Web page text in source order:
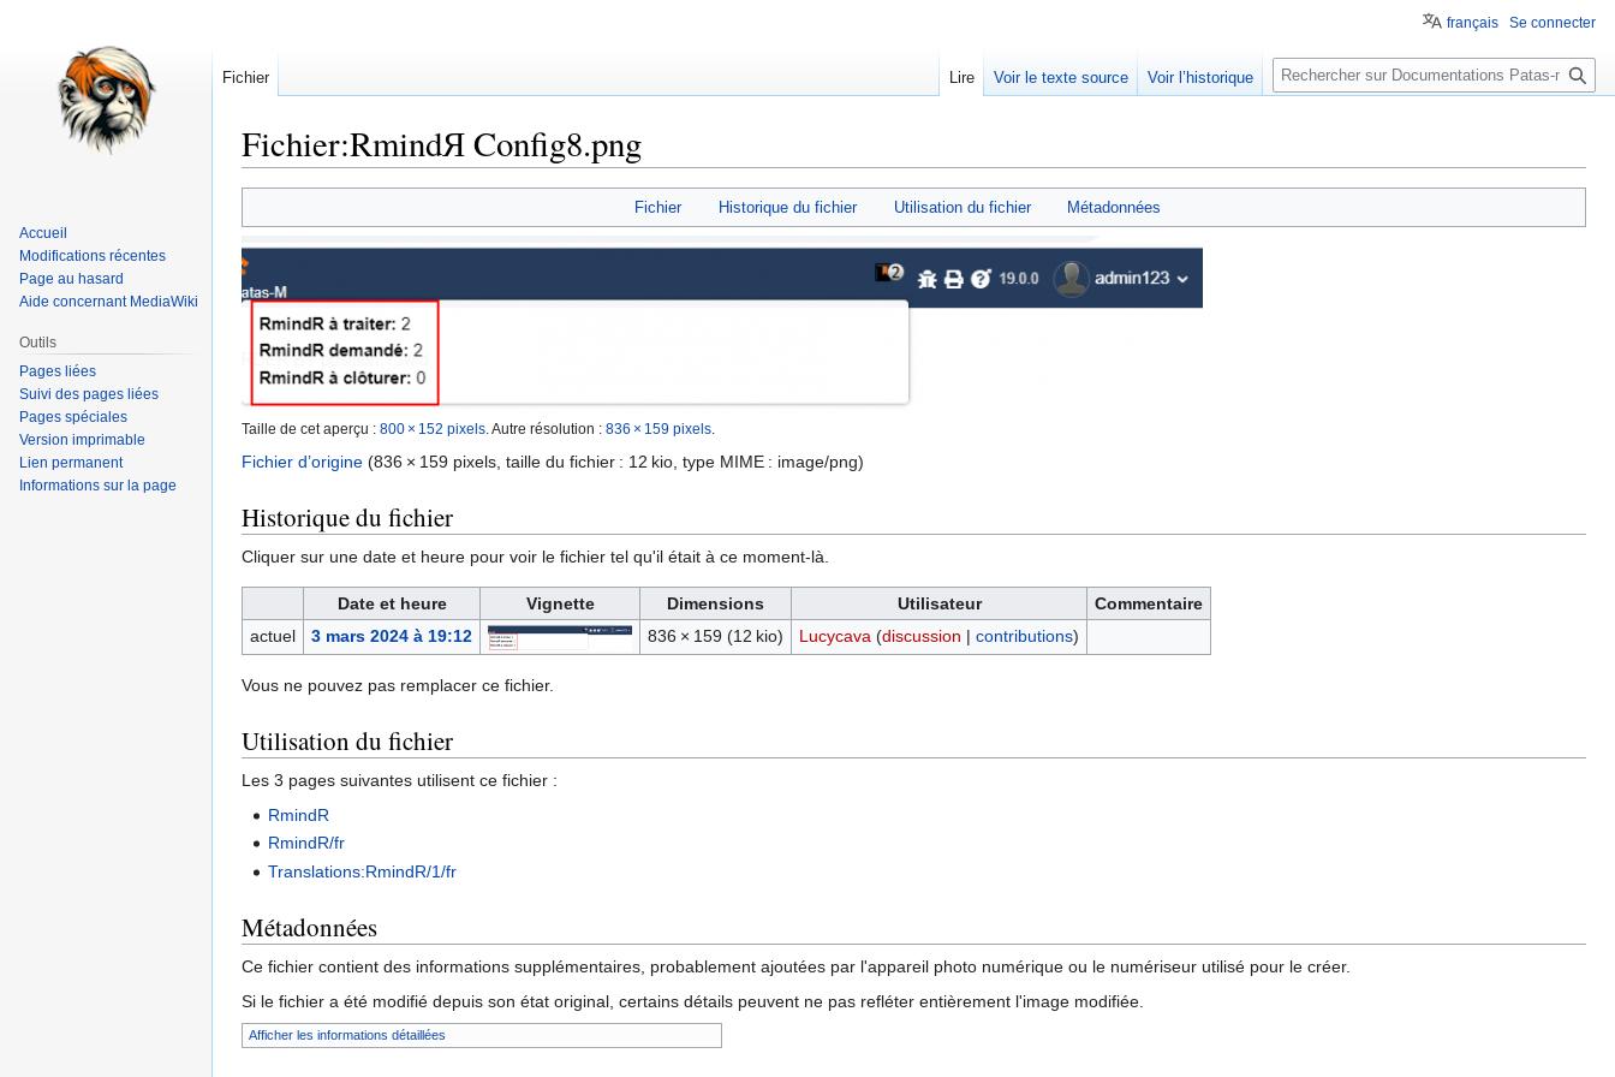
Fichier:RmindЯ Config8.png
à
la
navigation
à
la
recherche
Fichier Historique du fichier Utilisation du fichier Métadonnées
Taille de cet aperçu : 800 × 152 pixels Autre résolution : 836 × 159 pixels
Fichier d’origine (836 × 159 pixels, taille du fichier : 12 kio, type MIME : image/png)
Historique du fichier
Cliquer sur une date et heure pour voir le fichier tel qu'il était à ce moment-là.
Date et heure Vignette Dimensions Utilisateur
Commentaire
actuel
3 mars 2024 à 19:12 836 × 159 (12 kio) Lucycava (discussion | contributions)
Vous ne pouvez pas remplacer ce fichier.
Utilisation du fichier
Les 3 pages suivantes utilisent ce fichier :
RmindR
RmindR/fr
Translations:RmindR/1/fr
Métadonnées
Ce fichier contient des informations supplémentaires, probablement ajoutées par l'appareil photo numérique ou le numériseur utilisé pour le créer.
Si le fichier a été modifié depuis son état original, certains détails peuvent ne pas refléter entièrement l'image modifiée.
Afficher les informations détaillées
français Se connecter
Fichier Lire Voir le texte source Voir l’historique
Rechercher
Accueil
Modifications récentes
Page au hasard
Aide concernant MediaWiki
Outils
Pages liées
Suivi des pages liées
Pages spéciales
Version imprimable
Lien permanent
Informations sur la page